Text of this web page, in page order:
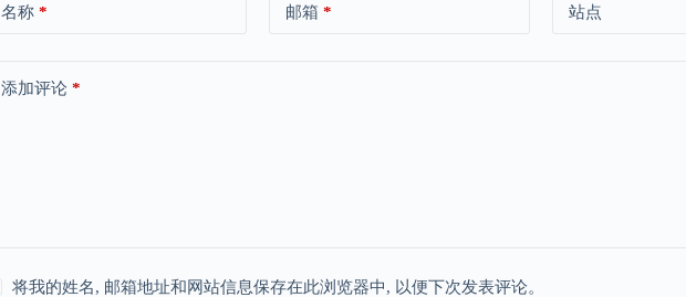
名称 * 邮箱 * 站点
添加评论 *
将我的姓名, 邮箱地址和网站信息保存在此浏览器中, 以便下次发表评论。